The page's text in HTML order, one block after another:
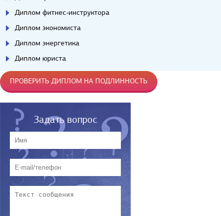
Диплом фитнес-инструктора
Диплом экономиста
Диплом энергетика
Диплом юриста
ПРОВЕРИТЬ ДИПЛОМ НА ПОДЛИННОСТЬ
Задать вопрос